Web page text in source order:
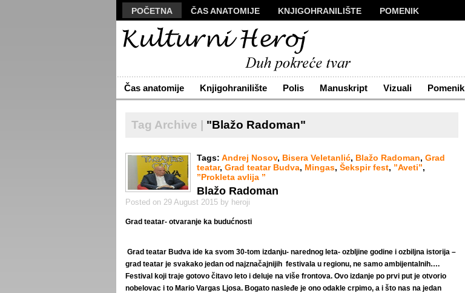
POČETNA ČAS ANATOMIJE KNJIGOHRANILIŠTE
POMENIK
MANUSKRIPT
VIZUALI
ARHIVA
O NAMA ŽIVA REČ KONTAKT
Čas anatomije Knjigohranilište Polis Manuskript Vizuali Pomenik
Tag Archive | "Blažo Radoman"
Tags: Andrej Nosov, Bisera Veletanlić, Blažo Radoman, Grad
teatar, Grad teatar Budva, Mingas, Šekspir fest, ’’Aveti’’,
’’Prokleta avlija ’’
Blažo Radoman
Posted on 29 August 2015 by heroji
Grad teatar- otvaranje ka budućnosti
Grad teatar Budva ide ka svom 30-tom izdanju- narednog leta- ozbljine godine i ozbiljna istorija –
grad teatar je svakako jedan od najznačajnijih festivala u regionu, ne samo ambijentalnih….
Festival koji traje gotovo čitavo leto i deluje na više frontova. Ovo izdanje po prvi put je otvorio
nobelovac i to Mario Vargas Ljosa. Bogato nasleđe je ono odakle crpimo, a i što nas na jedan